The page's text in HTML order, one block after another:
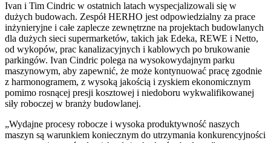
Ivan i Tim Cindric w ostatnich latach wyspecjalizowali się w
dużych budowach. Zespół HERHO jest odpowiedzialny za prace
inżynieryjne i całe zaplecze zewnętrzne na projektach budowlanych
dla dużych sieci supermarketów, takich jak Edeka, REWE i Netto,
od wykopów, prac kanalizacyjnych i kablowych po brukowanie
parkingów. Ivan Cindric polega na wysokowydajnym parku
maszynowym, aby zapewnić, że może kontynuować pracę zgodnie
z harmonogramem, z wysoką jakością i zyskiem ekonomicznym
pomimo rosnącej presji kosztowej i niedoboru wykwalifikowanej
siły roboczej w branży budowlanej.
„Wydajne procesy robocze i wysoka produktywność naszych
maszyn są warunkiem koniecznym do utrzymania konkurencyjności